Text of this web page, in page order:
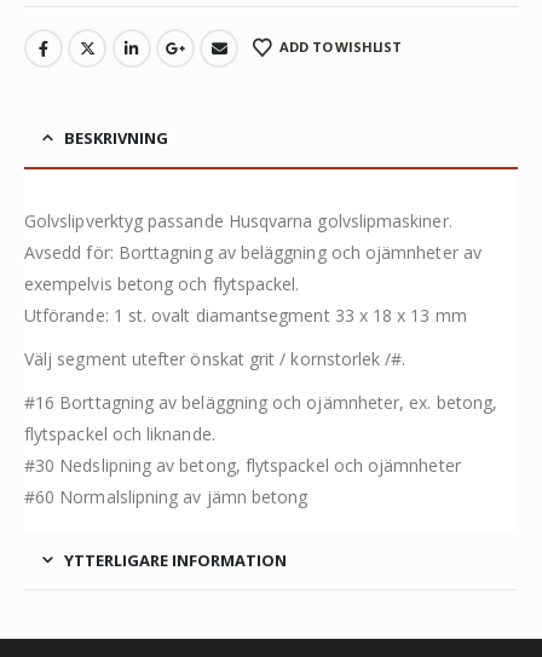
ADD TO WISHLIST
BESKRIVNING
Golvslipverktyg passande Husqvarna golvslipmaskiner.
Avsedd för: Borttagning av beläggning och ojämnheter av
exempelvis betong och flytspackel.
Utförande: 1 st. ovalt diamantsegment 33 x 18 x 13 mm
Välj segment utefter önskat grit / kornstorlek /#.
#16 Borttagning av beläggning och ojämnheter, ex. betong,
flytspackel och liknande.
#30 Nedslipning av betong, flytspackel och ojämnheter
#60 Normalslipning av jämn betong
YTTERLIGARE INFORMATION